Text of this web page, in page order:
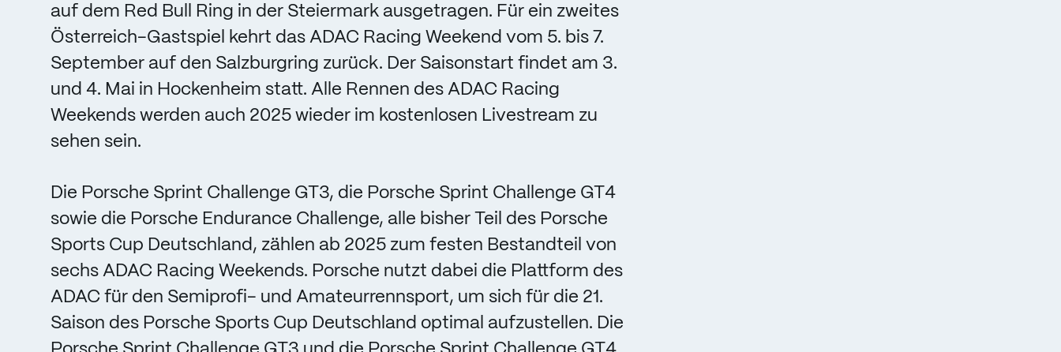
auf dem Red Bull Ring in der Steiermark ausgetragen. Für ein zweites
Österreich-Gastspiel kehrt das ADAC Racing Weekend vom 5. bis 7.
September auf den Salzburgring zurück. Der Saisonstart findet am 3.
und 4. Mai in Hockenheim statt. Alle Rennen des ADAC Racing
Weekends werden auch 2025 wieder im kostenlosen Livestream zu
sehen sein.
Die Porsche Sprint Challenge GT3, die Porsche Sprint Challenge GT4
sowie die Porsche Endurance Challenge, alle bisher Teil des Porsche
Sports Cup Deutschland, zählen ab 2025 zum festen Bestandteil von
sechs ADAC Racing Weekends. Porsche nutzt dabei die Plattform des
ADAC für den Semiprofi- und Amateurrennsport, um sich für die 21.
Saison des Porsche Sports Cup Deutschland optimal aufzustellen. Die